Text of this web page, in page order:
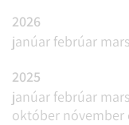
2026
janúar febrúar mars
2025
janúar febrúar mars
október nóvember